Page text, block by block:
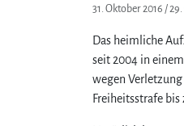
31. Oktober 2016 /
Das heimliche
seit 2004 in
wegen
Freiheitsstrafe bis